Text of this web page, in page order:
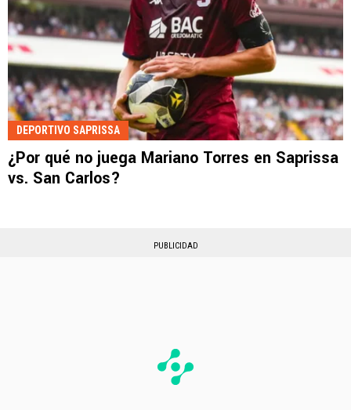
DEPORTIVO SAPRISSA
¿Por qué no juega Mariano Torres en Saprissa
vs. San Carlos?
PUBLICIDAD